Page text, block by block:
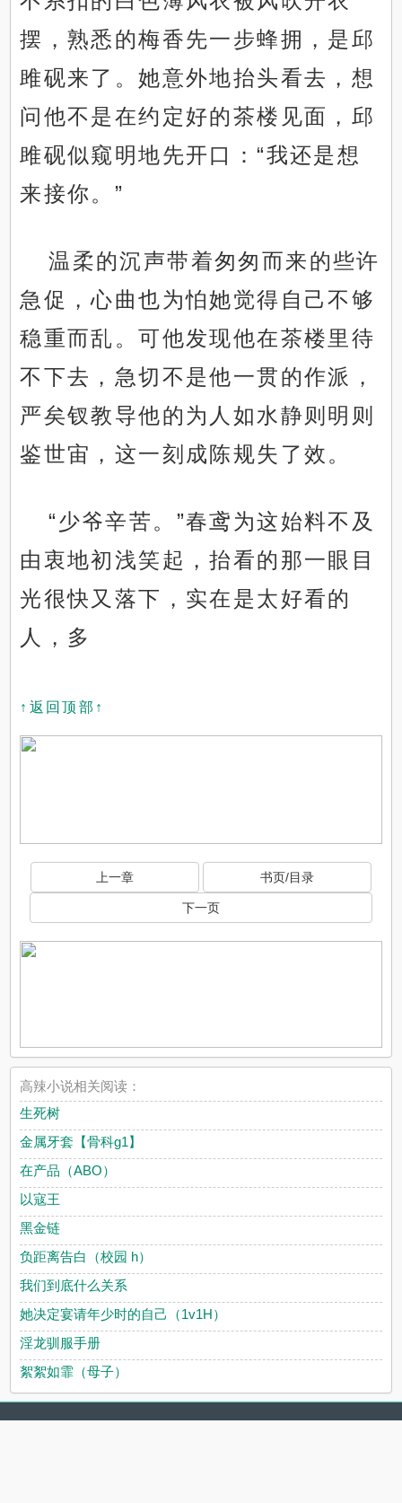
摆，熟悉的梅香先一步蜂拥，是邱
雎砚来了。她意外地抬头看去，想
问他不是在约定好的茶楼见面，邱
雎砚似窥明地先开口：“我还是想
来接你。”
温柔的沉声带着匆匆而来的些许
急促，心曲也为怕她觉得自己不够
稳重而乱。可他发现他在茶楼里待
不下去，急切不是他一贯的作派，
严矣钗教导他的为人如水静则明则
鉴世宙，这一刻成陈规失了效。
“少爷辛苦。”春鸢为这始料不及
由衷地初浅笑起，抬看的那一眼目
光很快又落下，实在是太好看的
人，多
↑返回顶部↑
上一章 书页/目录
下一页
高辣小说相关阅读：
生死树
金属牙套【骨科g1】
在产品（ABO）
以寇王
黑金链
负距离告白（校园 h）
我们到底什么关系
她决定宴请年少时的自己（1v1H）
淫龙驯服手册
絮絮如霏（母子）